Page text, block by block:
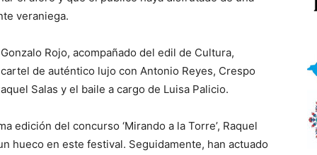
veraniega.
Rojo, acompañado del edil de Cultura,
de auténtico lujo con Antonio Reyes, Crespo
Salas y el baile a cargo de Luisa Palicio.
edición del concurso ‘Mirando a la Torre’, Raquel
hueco en este festival. Seguidamente, han actuado